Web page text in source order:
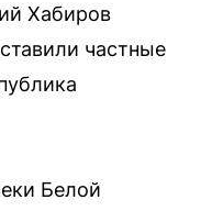
Хабиров
частные
Белой